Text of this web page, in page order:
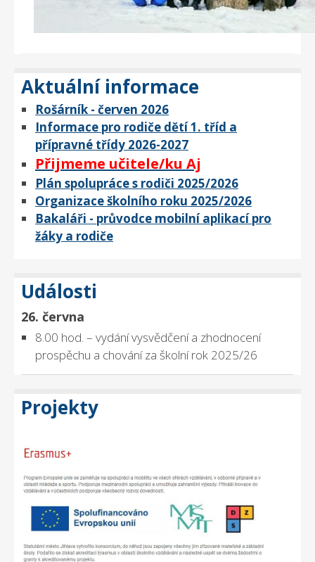
Aktuální informace
Rošárník - červen 2026
Informace pro rodiče dětí 1. tříd a
přípravné třídy 2026-2027
Přijmeme učitele/ku Aj
Plán spolupráce s rodiči 2025/2026
Organizace školního roku 2025/2026
Bakaláři - průvodce mobilní aplikací pro
žáky a rodiče
Události
26. června
8.00 hod. – vydání vysvědčení a zhodnocení
prospěchu a chování za školní rok 2025/26
Projekty